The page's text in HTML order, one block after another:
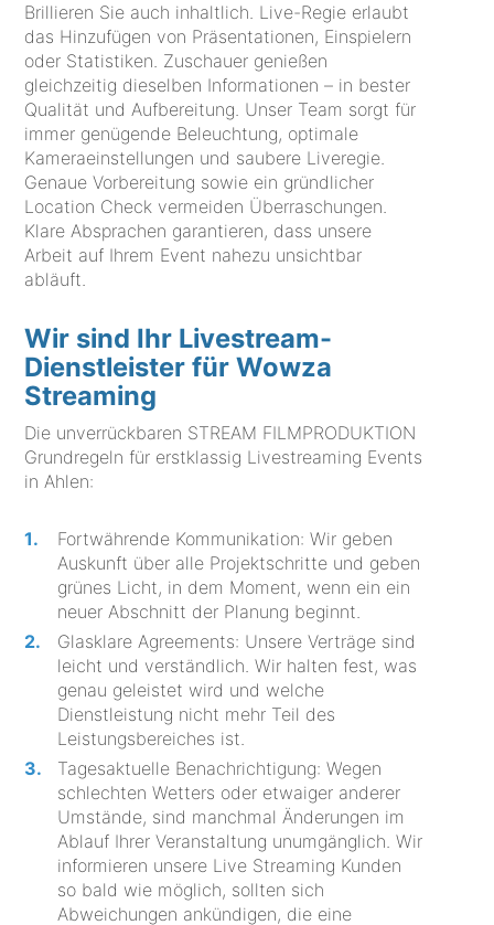
Brillieren Sie auch inhaltlich. Live-Regie erlaubt
das Hinzufügen von Präsentationen, Einspielern
oder Statistiken. Zuschauer genießen
gleichzeitig dieselben Informationen – in bester
Qualität und Aufbereitung. Unser Team sorgt für
immer genügende Beleuchtung, optimale
Kameraeinstellungen und saubere Liveregie.
Genaue Vorbereitung sowie ein gründlicher
Location Check vermeiden Überraschungen.
Klare Absprachen garantieren, dass unsere
Arbeit auf Ihrem Event nahezu unsichtbar
abläuft.
Wir sind Ihr Livestream-
Dienstleister für Wowza
Streaming
Die unverrückbaren STREAM FILMPRODUKTION
Grundregeln für erstklassig Livestreaming Events
in Ahlen:
Fortwährende Kommunikation: Wir geben
Auskunft über alle Projektschritte und geben
grünes Licht, in dem Moment, wenn ein ein
neuer Abschnitt der Planung beginnt.
Glasklare Agreements: Unsere Verträge sind
leicht und verständlich. Wir halten fest, was
genau geleistet wird und welche
Dienstleistung nicht mehr Teil des
Leistungsbereiches ist.
Tagesaktuelle Benachrichtigung: Wegen
schlechten Wetters oder etwaiger anderer
Umstände, sind manchmal Änderungen im
Ablauf Ihrer Veranstaltung unumgänglich. Wir
informieren unsere Live Streaming Kunden
so bald wie möglich, sollten sich
Abweichungen ankündigen, die eine